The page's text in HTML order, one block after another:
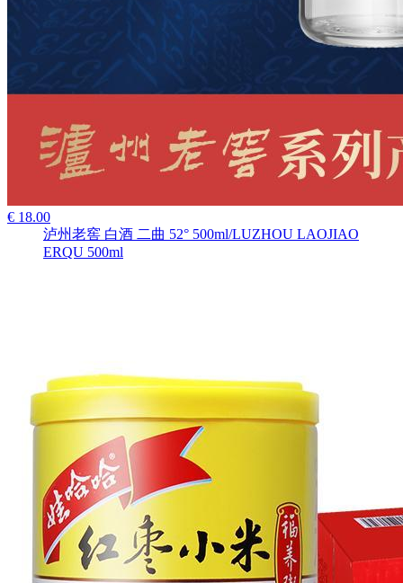
€ 18.00
泸州老窖 白酒 二曲 52° 500ml/LUZHOU LAOJIAO
ERQU 500ml